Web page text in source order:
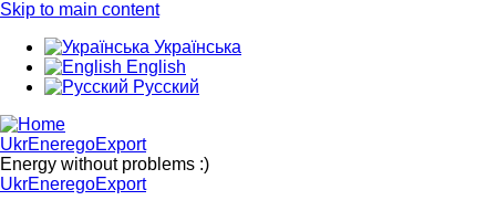
Skip to main content
Українська
English
Русский
UkrEneregoExport
Energy without problems :)
UkrEneregoExport